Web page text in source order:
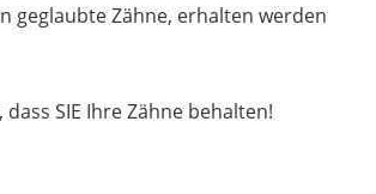
geglaubte Zähne, erhalten werden
dass SIE Ihre Zähne behalten!